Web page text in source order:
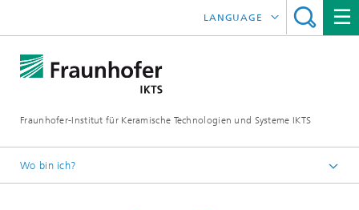
Fraunhofer-Institut für Keramische Technologien und Systeme IKTS
LANGUAGE
ČESKÝ
Wo bin ich?